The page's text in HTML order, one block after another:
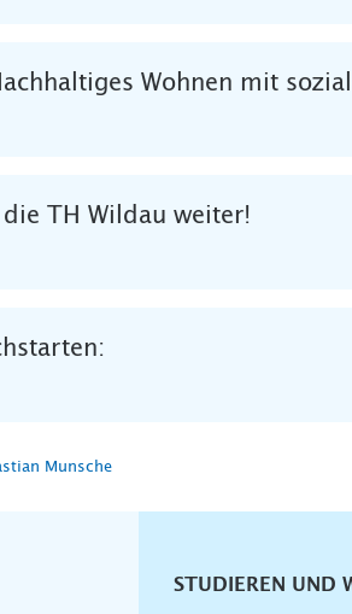
Wohnen mit
TH Wildau weiter!
Munsche
STUDIEREN UND